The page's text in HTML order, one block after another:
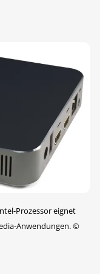
Prozessor eignet
Anwendungen.©